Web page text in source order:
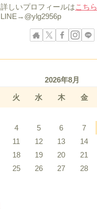
詳しいプロフィールはこちら
LINE→@ylg2956p
2026年8月
火 水 木 金
4 5 6 7
11 12 13 14
18 19 20 21
25 26 27 28